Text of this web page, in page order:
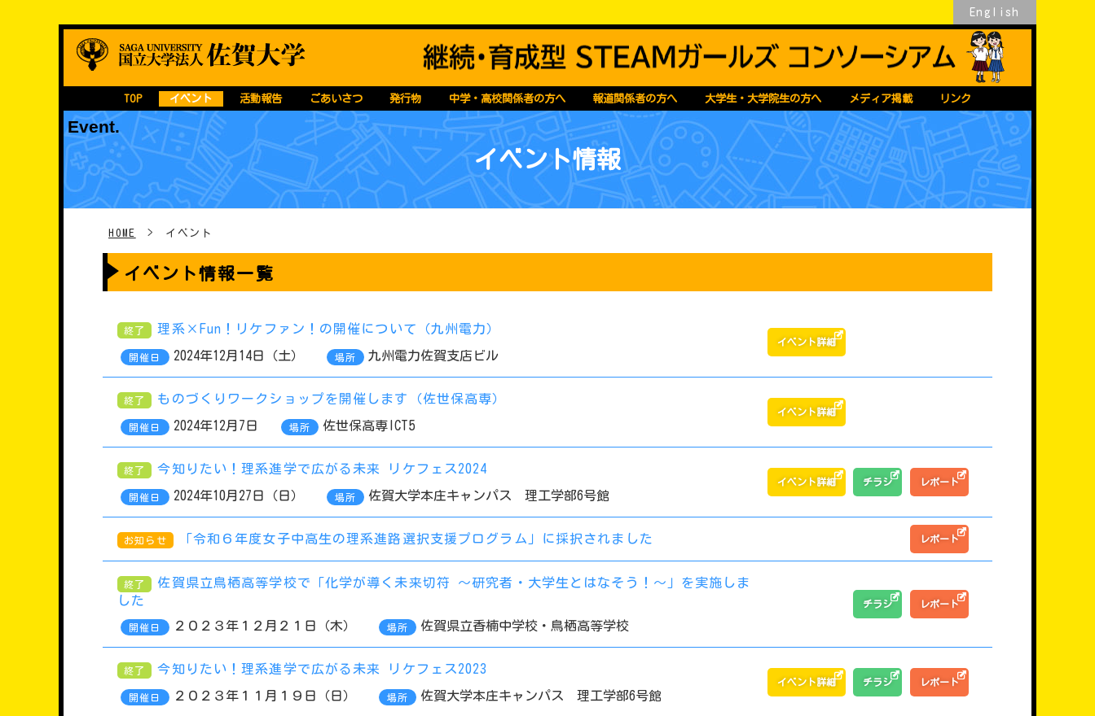
Skip
English
継続・育成型STEAMガールズコンソーシアム
国立大学法人 佐賀大学
TOP イベント 活動報告 ごあいさつ 発行物 中学・高校関係者の方へ 報道関係者の方へ 大学生・大学院生の方へ メディア掲載 リンク
イベント情報
Event.
HOME > イベント
イベント情報一覧
終了 理系×Fun！リケファン！の開催について（九州電力）
イベント詳細
開催日
2024年12月14日（土） 場所 九州電力佐賀支店ビル
終了 ものづくりワークショップを開催します（佐世保高専）
イベント詳細
開催日
2024年12月7日 場所 佐世保高専ICT5
終了 今知りたい！理系進学で広がる未来 リケフェス2024
イベント詳細 チラシ
レポート
開催日
2024年10月27日（日） 場所 佐賀大学本庄キャンパス 理工学部6号館
お知らせ 「令和６年度女子中高生の理系進路選択支援プログラム」に採択されました レポート
終了
佐賀県立鳥栖高等学校で「化学が導く未来切符 ～研究者・大学生とはなそう！～」を実施しま
した
チラシ レポート
開催日 ２０２３年１２月２１日（木） 場所 佐賀県立香楠中学校・鳥栖高等学校
終了 今知りたい！理系進学で広がる未来 リケフェス2023
イベント詳細 チラシ
レポート
開催日
２０２３年１１月１９日（日） 場所 佐賀大学本庄キャンパス 理工学部6号館